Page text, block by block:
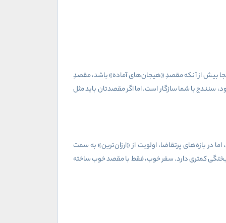
بیش از آنکه مقصدِ «هیجان‌های آماده» باشد، مقصدِ
سنندج با شما سازگار است. اما اگر مقصدتان باید مثل
در بازه‌های پرتقاضا، اولویت از «ارزان‌ترین» به سمت
کمتری دارد. سفر خوب، فقط با مقصد خوب ساخته